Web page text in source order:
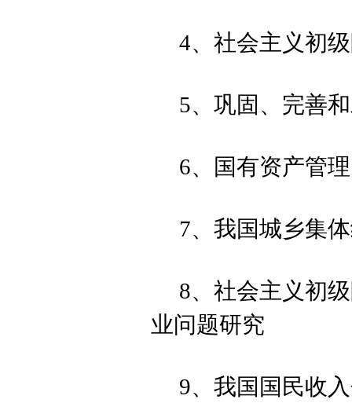
4、社会主义初
5、巩固、完善
6、国有资产管
7、我国城乡集
8、社会主义初
业问题研究
9、我国国民收